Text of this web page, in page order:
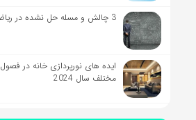
3 چالش‌ و مسله حل نشده در ریاضیات
ایده‌ های نورپردازی خانه در فصول
مختلف سال 2024